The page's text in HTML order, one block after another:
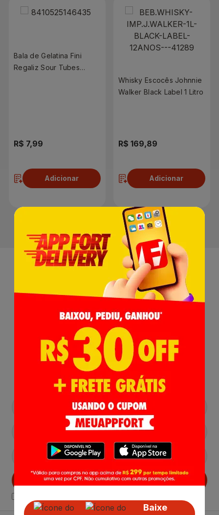
Bala de Gelatina Fini
Regaliz Sour Tubes
R$ 7,99
Adicionar
Whisky Escocês Johnnie
Walker Black Label 1 Litro
R$ 169,89
Adicionar
Baixe
Receba nossasNovidades,
Lançamentos e Promoções!
Cadastrar